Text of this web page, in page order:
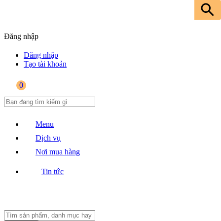
Đăng nhập
Đăng nhập
Tạo tài khoản
0
Menu
Dịch vụ
Nơi mua hàng
Tin tức